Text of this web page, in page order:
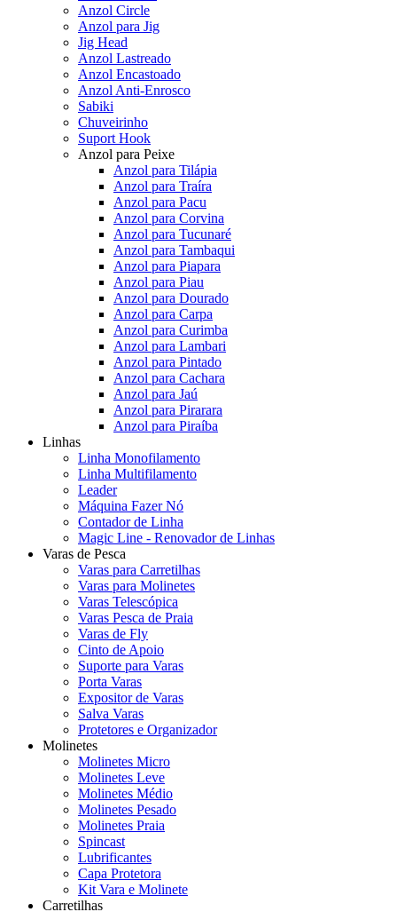
Anzol Circle
Anzol para Jig
Jig Head
Anzol Lastreado
Anzol Encastoado
Anzol Anti-Enrosco
Sabiki
Chuveirinho
Suport Hook
Anzol para Peixe
Anzol para Tilápia
Anzol para Traíra
Anzol para Pacu
Anzol para Corvina
Anzol para Tucunaré
Anzol para Tambaqui
Anzol para Piapara
Anzol para Piau
Anzol para Dourado
Anzol para Carpa
Anzol para Curimba
Anzol para Lambari
Anzol para Pintado
Anzol para Cachara
Anzol para Jaú
Anzol para Pirarara
Anzol para Piraíba
Linhas
Linha Monofilamento
Linha Multifilamento
Leader
Máquina Fazer Nó
Contador de Linha
Magic Line - Renovador de Linhas
Varas de Pesca
Varas para Carretilhas
Varas para Molinetes
Varas Telescópica
Varas Pesca de Praia
Varas de Fly
Cinto de Apoio
Suporte para Varas
Porta Varas
Expositor de Varas
Salva Varas
Protetores e Organizador
Molinetes
Molinetes Micro
Molinetes Leve
Molinetes Médio
Molinetes Pesado
Molinetes Praia
Spincast
Lubrificantes
Capa Protetora
Kit Vara e Molinete
Carretilhas